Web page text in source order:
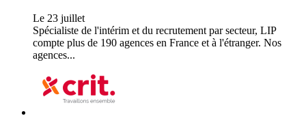
Le 23 juillet
Spécialiste de l'intérim et du recrutement par secteur, LIP
compte plus de 190 agences en France et à l'étranger. Nos
agences...